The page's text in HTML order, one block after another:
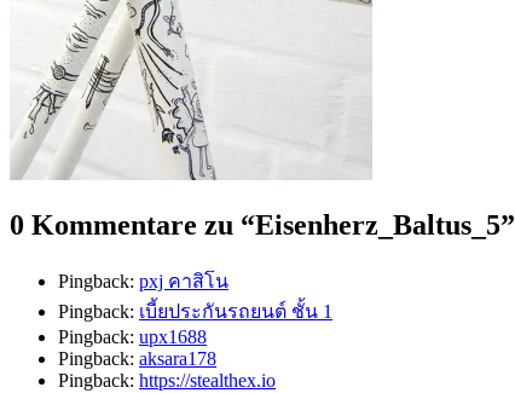
0 Kommentare zu “Eisenherz_Baltus_5”
Pingback: pxj คาสิโน
Pingback: เบี้ยประกันรถยนต์ ชั้น 1
Pingback: upx1688
Pingback: aksara178
Pingback: https://stealthex.io